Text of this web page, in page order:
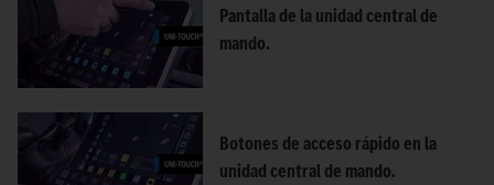
Pantalla de la unidad central de
mando.
Botones de acceso rápido en la
unidad central de mando.